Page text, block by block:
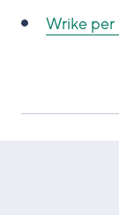
Wrike per